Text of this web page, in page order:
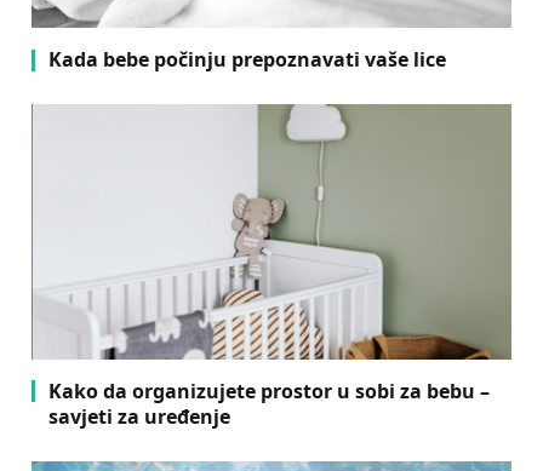
Kada bebe počinju prepoznavati vaše lice
Kako da organizujete prostor u sobi za bebu –
savjeti za uređenje